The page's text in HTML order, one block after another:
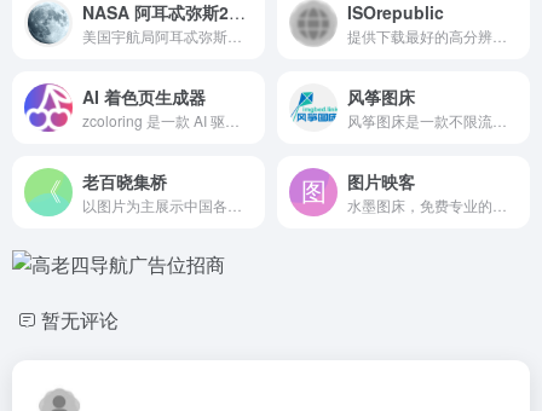
NASA 阿耳忒弥斯2号高清照片互动图集 ISOrepublic
AI 着色页生成器 风筝图床
老百晓集桥 图片映客
暂无评论